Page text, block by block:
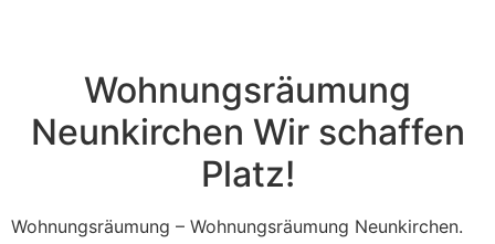
Wohnungsräumung
Neunkirchen Wir schaffen
Platz!
Wohnungsräumung – Wohnungsräumung Neunkirchen.